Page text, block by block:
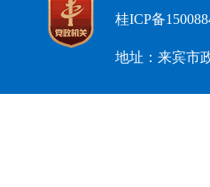
桂ICP备
地址：来宾市